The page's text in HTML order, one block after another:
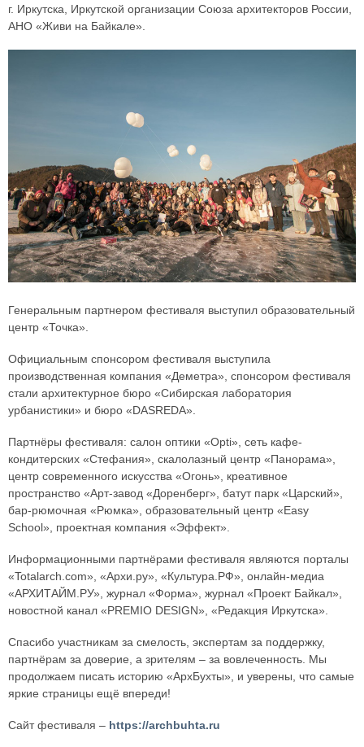
г. Иркутска, Иркутской организации Союза архитекторов России,
АНО «Живи на Байкале».
Генеральным партнером фестиваля выступил образовательный
центр «Точка».
Официальным спонсором фестиваля выступила
производственная компания «Деметра», спонсором фестиваля
стали архитектурное бюро «Сибирская лаборатория
урбанистики» и бюро «DASREDA».
Партнёры фестиваля: салон оптики «Opti», сеть кафе-
кондитерских «Стефания», скалолазный центр «Панорама»,
центр современного искусства «Огонь», креативное
пространство «Арт-завод «Доренберг», батут парк «Царский»,
бар-рюмочная «Рюмка», образовательный центр «Easy
School», проектная компания «Эффект».
Информационными партнёрами фестиваля являются порталы
«Totalarch.com», «Архи.ру», «Культура.РФ», онлайн-медиа
«АРХИТАЙМ.РУ», журнал «Форма», журнал «Проект Байкал»,
новостной канал «PREMIO DESIGN», «Редакция Иркутска».
Спасибо участникам за смелость, экспертам за поддержку,
партнёрам за доверие, а зрителям – за вовлеченность. Мы
продолжаем писать историю «АрхБухты», и уверены, что самые
яркие страницы ещё впереди!
Сайт фестиваля – https://archbuhta.ru